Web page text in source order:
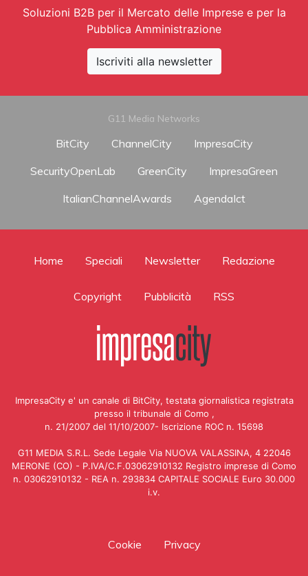
Soluzioni B2B per il Mercato delle Imprese e per la
Pubblica Amministrazione
Iscriviti alla newsletter
G11 Media Networks
BitCity ChannelCity
ImpresaCity
SecurityOpenLab
GreenCity
ImpresaGreen
ItalianChannelAwards
AgendaIct
Home Speciali Newsletter Redazione
Copyright Pubblicità RSS
ImpresaCity e' un canale di BitCity, testata giornalistica registrata
presso il tribunale di Como ,
n. 21/2007 del 11/10/2007- Iscrizione ROC n. 15698
G11 MEDIA S.R.L. Sede Legale Via NUOVA VALASSINA, 4 22046
MERONE (CO) - P.IVA/C.F.03062910132 Registro imprese di Como
n. 03062910132 - REA n. 293834 CAPITALE SOCIALE Euro 30.000
i.v.
Cookie Privacy